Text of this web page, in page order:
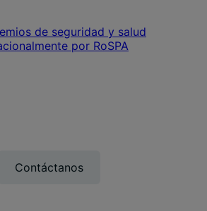
de seguridad y salud
por RoSPA
Contáctanos